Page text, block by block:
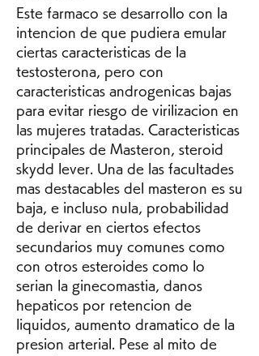
Este farmaco se desarrollo con la
intencion de que pudiera emular
ciertas caracteristicas de la
testosterona, pero con
caracteristicas androgenicas bajas
para evitar riesgo de virilizacion en
las mujeres tratadas. Caracteristicas
principales de Masteron, steroid
skydd lever. Una de las facultades
mas destacables del masteron es su
baja, e incluso nula, probabilidad
de derivar en ciertos efectos
secundarios muy comunes como
con otros esteroides como lo
serian la ginecomastia, danos
hepaticos por retencion de
liquidos, aumento dramatico de la
presion arterial. Pese al mito de